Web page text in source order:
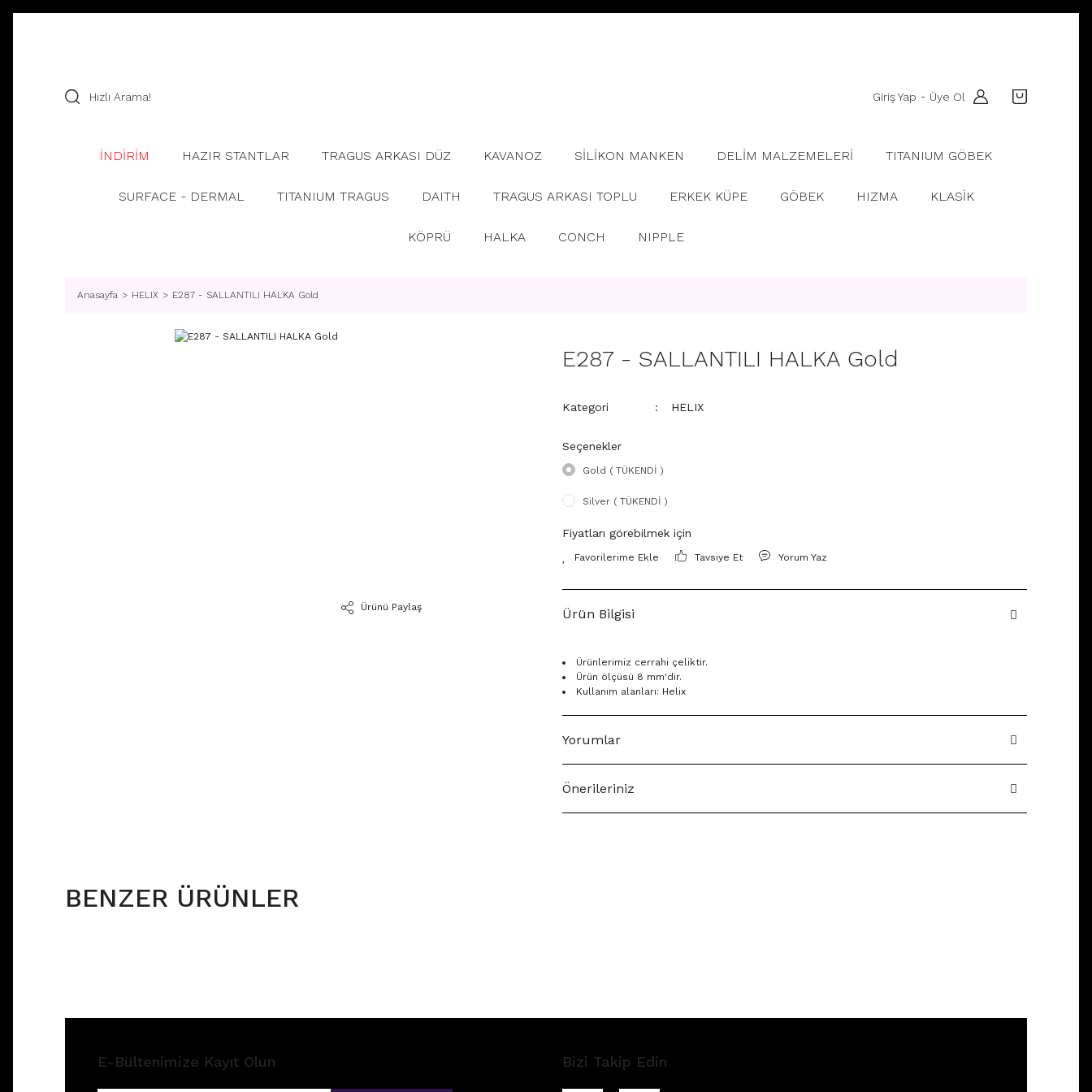
Giriş Yap - Üye Ol
İNDİRİM HAZIR STANTLAR TRAGUS ARKASI DÜZ KAVANOZ SİLİKON MANKEN DELİM MALZEMELERİ TITANIUM GÖBEK
SURFACE - DERMAL TITANIUM TRAGUS DAITH TRAGUS ARKASI TOPLU ERKEK KÜPE GÖBEK HIZMA KLASİK
KÖPRÜ HALKA CONCH NIPPLE
Anasayfa HELIX E287 - SALLANTILI HALKA Gold
Ürünü Paylaş
E287 - SALLANTILI HALKA Gold
Kategori HELIX
Seçenekler
Gold ( TÜKENDİ )
Silver ( TÜKENDİ )
Fiyatları görebilmek için
Tavsiye Et Yorum Yaz
Ürün Bilgisi
Ürünlerimiz cerrahi çeliktir.
Ürün ölçüsü 8 mm'dir.
Kullanım alanları: Helix
Yorumlar
Önerileriniz
BENZER ÜRÜNLER
E-Bültenimize Kayıt Olun Bizi Takip Edin